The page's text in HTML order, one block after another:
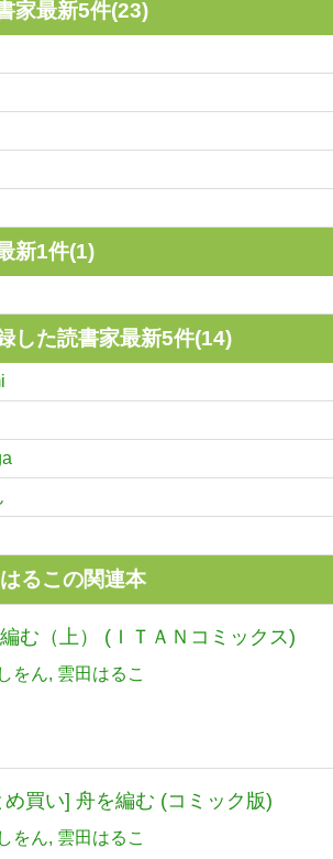
家最新5件(23)
新1件(1)
した読書家最新5件(14)
るこの関連本
む（上） (ＩＴＡＮコミックス)
をん 雲田はるこ
め買い] 舟を編む (コミック版)
をん 雲田はるこ